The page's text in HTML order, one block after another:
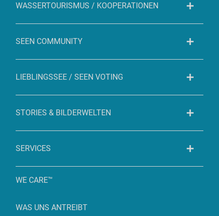
WASSERTOURISMUS / KOOPERATIONEN
SEEN COMMUNITY
LIEBLINGSSEE / SEEN VOTING
STORIES & BILDERWELTEN
SERVICES
WE CARE™
WAS UNS ANTREIBT